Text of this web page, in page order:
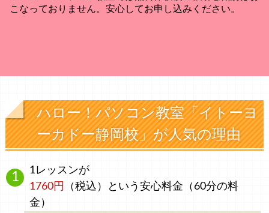
こなっておりません。安心してお申し込みください。
ハロー！パソコン教室「イトーヨ
ーカドー静岡校」が人気の理由
1レッスンが
1760円
（税込） という安心料金 （60分の料
金）